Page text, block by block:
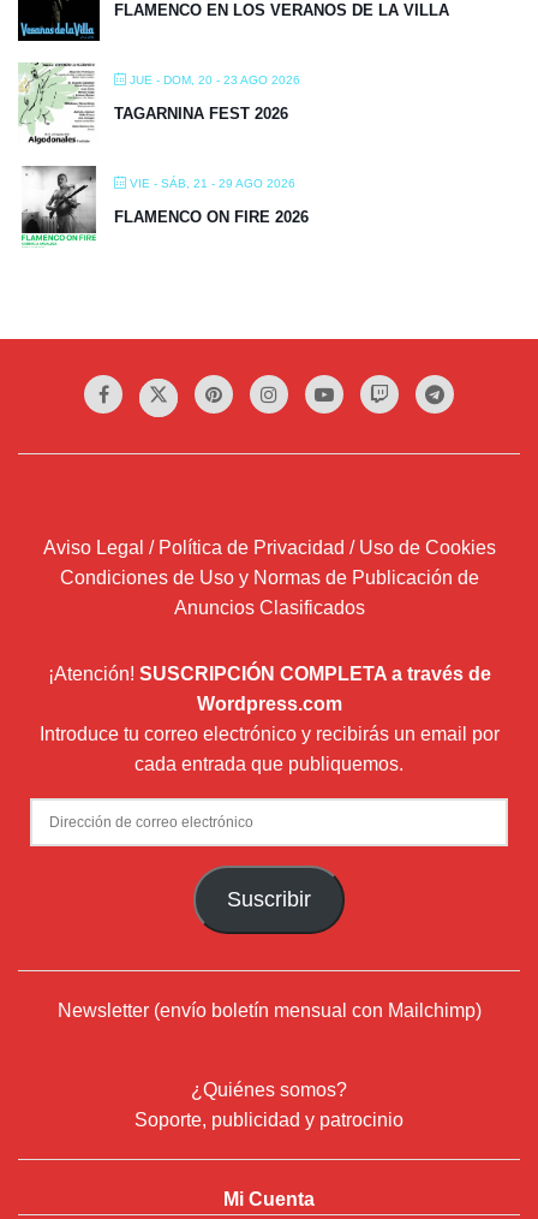
FLAMENCO EN LOS VERANOS DE LA VILLA
JUE - DOM, 20 - 23 AGO 2026
TAGARNINA FEST 2026
VIE - SÁB, 21 - 29 AGO 2026
FLAMENCO ON FIRE 2026
Aviso Legal / Política de Privacidad / Uso de Cookies
Condiciones de Uso y Normas de Publicación de
Anuncios Clasificados
¡Atención! SUSCRIPCIÓN COMPLETA a través de
Wordpress.com
Introduce tu correo electrónico y recibirás un email por
cada entrada que publiquemos.
Dirección
de
Suscribir
Newsletter (envío boletín mensual con Mailchimp)
¿Quiénes somos?
Soporte, publicidad y patrocinio
Mi Cuenta